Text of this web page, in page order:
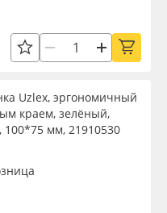
Uzlex, эргономичный
краем, зелёный,
100*75 мм, 21910530